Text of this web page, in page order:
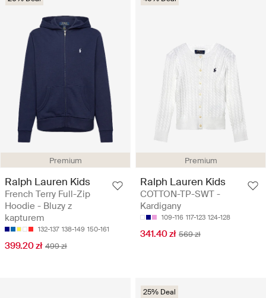
Premium
Ralph Lauren Kids
French Terry Full-Zip
Hoodie - Bluzy z
kapturem
132-137 138-149 150-161
399.20 zł 499 zł
Premium
Ralph Lauren Kids
COTTON-TP-SWT -
Kardigany
109-116 117-123 124-128
341.40 zł 569 zł
25% Deal